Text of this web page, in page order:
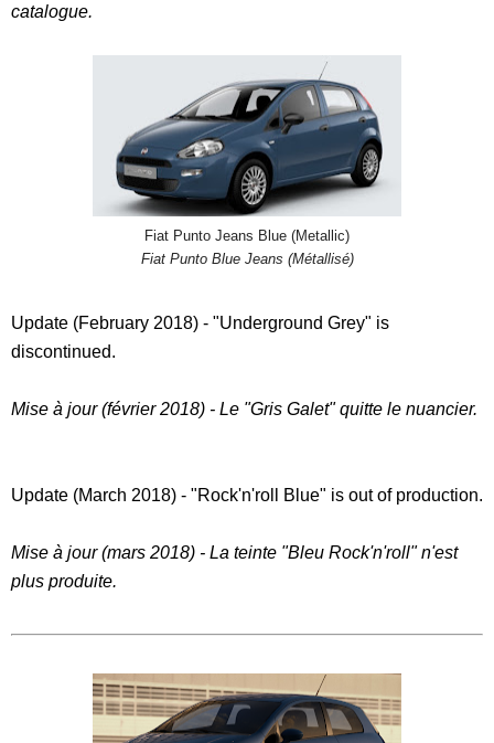
catalogue.
Fiat Punto Jeans Blue (Metallic)
Fiat Punto Blue Jeans (Métallisé)
Update (February 2018) - "Underground Grey" is
discontinued.
Mise à jour (février 2018) - Le "Gris Galet" quitte le nuancier.
Update (March 2018) - "Rock'n'roll Blue" is out of production.
Mise à jour (mars 2018) - La teinte "Bleu Rock'n'roll" n'est
plus produite.